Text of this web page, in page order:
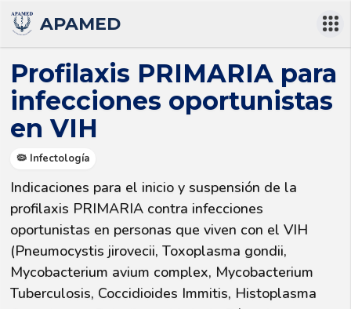
APAMED
Profilaxis PRIMARIA para
infecciones oportunistas
en VIH
🦠 Infectología
Indicaciones para el inicio y suspensión de la
profilaxis PRIMARIA contra infecciones
oportunistas en personas que viven con el VIH
(Pneumocystis jirovecii, Toxoplasma gondii,
Mycobacterium avium complex, Mycobacterium
Tuberculosis, Coccidioides Immitis, Histoplasma